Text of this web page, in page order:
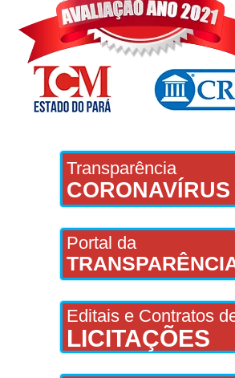
Transparência
CORONAVÍRUS
Portal da
Editais e Contratos
LICITAÇÕES